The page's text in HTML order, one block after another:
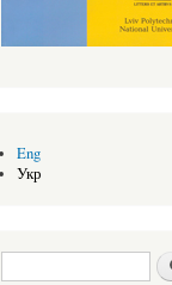
Eng
Укр
Search form